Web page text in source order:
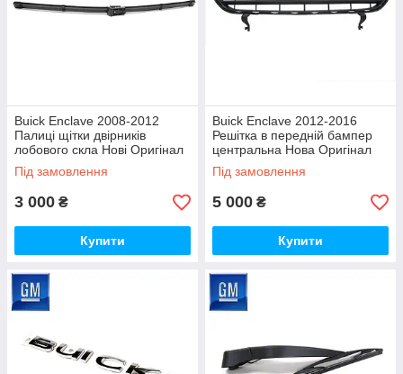
Buick Enclave 2008-2012
Палиці щітки двірників
лобового скла Нові Оригінал
Під замовлення
3 000 ₴
Купити
Buick Enclave 2012-2016
Решітка в передній бампер
центральна Нова Оригінал
Під замовлення
5 000 ₴
Купити